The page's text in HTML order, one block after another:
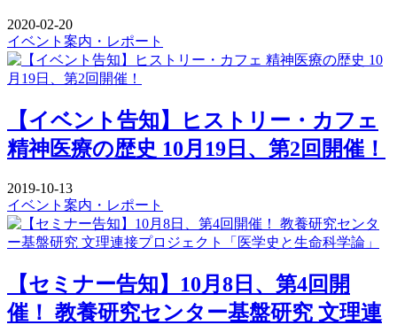
2020-02-20
イベント案内・レポート
【イベント告知】ヒストリー・カフェ
精神医療の歴史 10月19日、第2回開催！
2019-10-13
イベント案内・レポート
【セミナー告知】10月8日、第4回開
催！ 教養研究センター基盤研究 文理連